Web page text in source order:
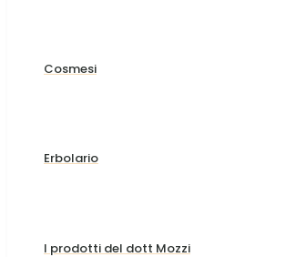
Cosmesi
Erbolario
I prodotti del dott Mozzi